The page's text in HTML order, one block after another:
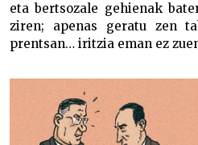
eta bertsozale gehienak
ziren; apenas geratu zen
prentsan… iritzia eman ez